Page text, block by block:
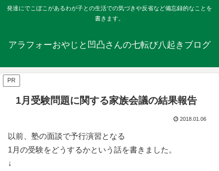
発達にでこぼこがあるわが子との生活での気づきや反省など備忘録的なことを
書きます。
アラフォーおやじと凹凸さんの七転び八起きブログ
PR
1月受験問題に関する家族会議の結果報告
2018.01.06
以前、塾の面談で予行演習となる
1月の受験をどうするかという話を書きました。
↓